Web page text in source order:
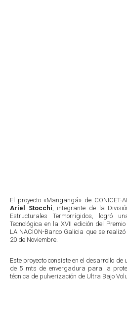
El proyecto «Mangangá» de CONICET-
Ariel Stocchi, integrante de la
Estructurales Termorrígidos, logró
Tecnológica en la XVII edición del
LA NACION-Banco Galicia que se
20 de Noviembre.
Este proyecto consiste en el desarrollo
de 5 mts de envergadura para la
técnica de pulverización de Ultra Bajo